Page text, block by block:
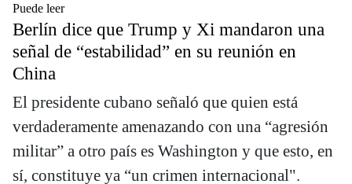
Puede leer
Berlín dice que Trump y Xi mandaron una
señal de “estabilidad” en su reunión en
China
El presidente cubano señaló que quien está
verdaderamente amenazando con una “agresión
militar” a otro país es Washington y que esto, en
sí, constituye ya “un crimen internacional".